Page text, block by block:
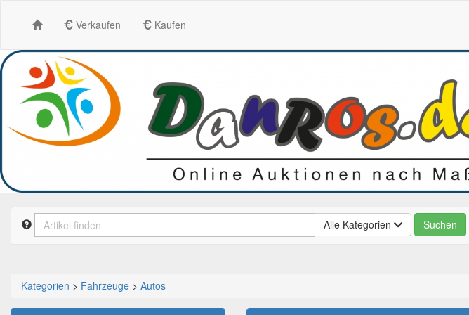
Verkaufen Kaufen
Alle Kategorien
Kategorien > Fahrzeuge > Autos